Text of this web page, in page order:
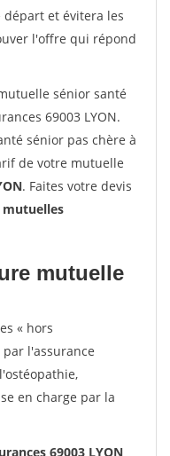
départ et évitera les
l'offre qui répond
sénior santé
69003 LYON.
sénior pas chère à
de votre mutuelle
. Faites votre devis
mutuelles
mutuelle
« hors
l'assurance
en charge par la
69003 LYON